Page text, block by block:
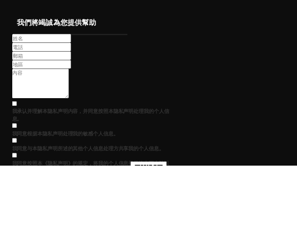
我們將竭誠為您提供幫助
我承认并理解本隐私声明内容，并同意按照本隐私声明处理我的个人信
息。
我同意根据本隐私声明处理我的敏感个人信息。
我同意与本隐私声明所述的其他个人信息处理方共享我的个人信息。
我同意按照本 《隐私声明》 的规定，将我的个人信息提供给中国大陆以